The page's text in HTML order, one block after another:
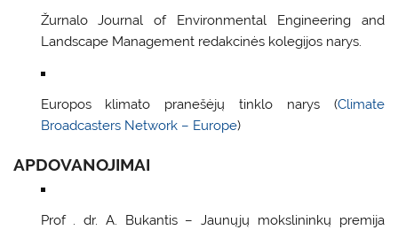
Žurnalo Journal of Environmental Engineering and
Landscape Management redakcinės kolegijos narys.
Europos klimato pranešėjų tinklo narys (Climate
Broadcasters Network – Europe)
APDOVANOJIMAI
Prof . dr. A. Bukantis – Jaunųjų mokslininkų premija